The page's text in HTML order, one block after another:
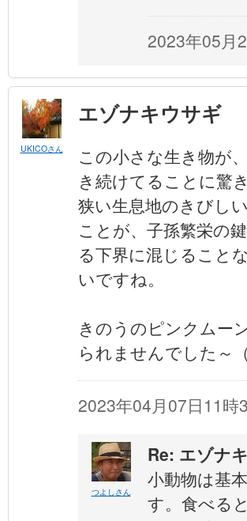
2023年05月
UKICOさん
エゾナキウサギ
この小さな生き物が
き続けてることに驚
狭い生息地のきびし
ことが、子孫繁栄の
る下界に混じること
いですね。
きのうのピンクムー
られませんでした～（
2023年04月07日11時
つよしさん
Re: エゾナ
小動物は基
す。食べる